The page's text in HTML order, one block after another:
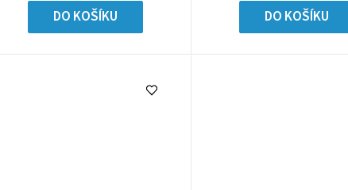
DO KOŠÍKU DO KOŠÍKU